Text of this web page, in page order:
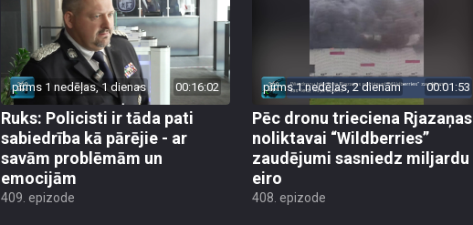
pirms 1 nedēļas, 1 dienas 00:16:02
Ruks: Policisti ir tāda pati
sabiedrība kā pārējie - ar
savām problēmām un
emocijām
409. epizode
pirms 1 nedēļas, 2 dienām 00:01:53
Pēc dronu trieciena Rjazaņas
noliktavai “Wildberries”
zaudējumi sasniedz miljardu
eiro
408. epizode